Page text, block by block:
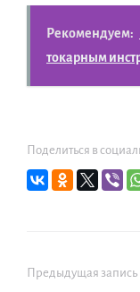
Рекомендуем:
токарным
Поделиться в
Предыдущая запись